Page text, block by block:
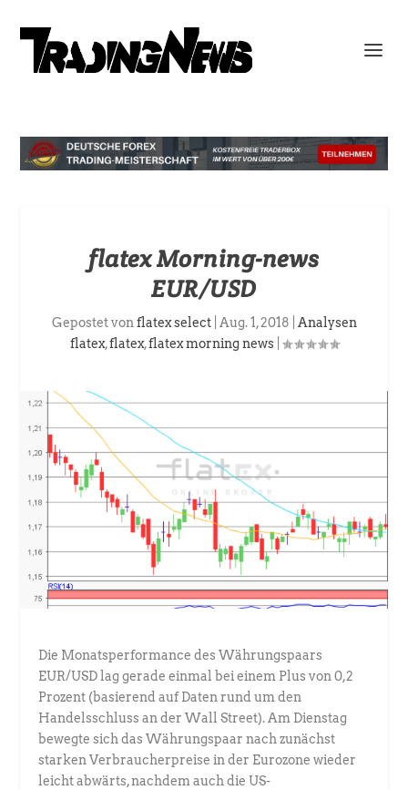
flatex Morning-news
EUR/USD
Gepostet vonflatex select| Aug. 1, 2018
Analysen
flatex,flatex,flatex morning news|
Die Monatsperformance des Währungspaars
EUR/USD lag gerade einmal bei einem Plus von 0,2
Prozent (basierend auf Daten rund um den
Handelsschluss an der Wall Street). Am Dienstag
bewegte sich das Währungspaar nach zunächst
starken Verbraucherpreise in der Eurozone wieder
leicht abwärts, nachdem auch die US-